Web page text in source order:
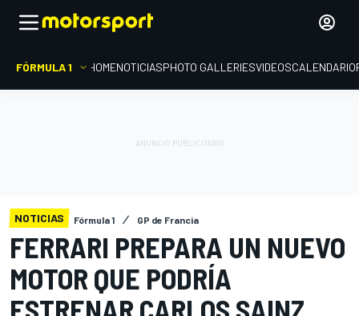
FÓRMULA 1 HOMENOTICIASPHOTO GALLERIESVIDEOSCALENDARIO
NOTICIAS Fórmula 1 GP de Francia
FERRARI PREPARA UN NUEVO
MOTOR QUE PODRÍA